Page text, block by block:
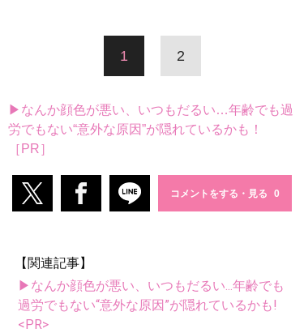
1 2
▶なんか顔色が悪い、いつもだるい…年齢でも過
労でもない“意外な原因”が隠れているかも！
［PR］
コメントをする・見る
【関連記事】
▶なんか顔色が悪い、いつもだるい...年齢でも
過労でもない“意外な原因”が隠れているかも!
<PR>